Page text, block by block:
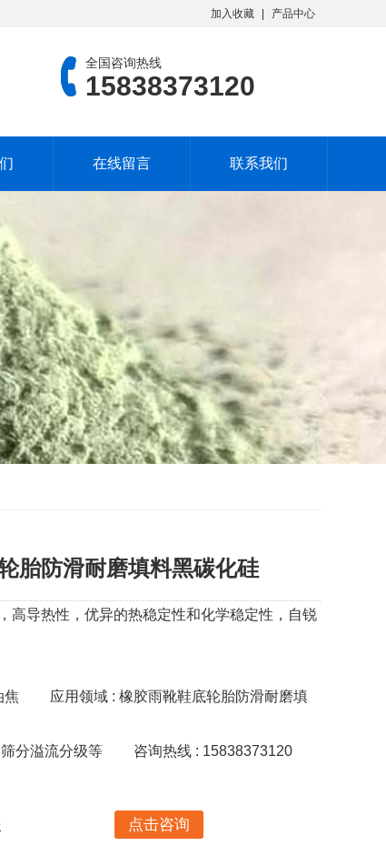
加入收藏 产品中心
全国咨询热线
15838373120
在线留言 联系我们
胎防滑耐磨填料黑碳化硅
高导热性，‌优异的热稳定性和化学稳定性，自锐
焦
应用领域 : 橡胶雨靴鞋底轮胎防滑耐磨填
分溢流分级等
咨询热线 : 15838373120
点击咨询